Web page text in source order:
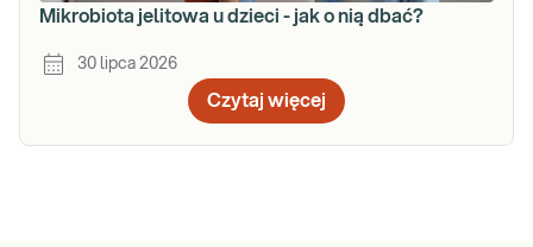
Mikrobiota jelitowa u dzieci - jak o nią dbać?
30 lipca 2026
Czytaj więcej